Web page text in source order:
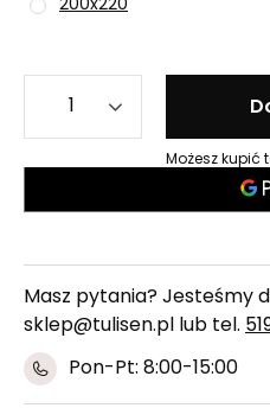
200x220
Możesz kupić
Masz pytania? Jesteśmy
sklep@tulisen.pl lub tel.
Pon-Pt: 8:00-15:00